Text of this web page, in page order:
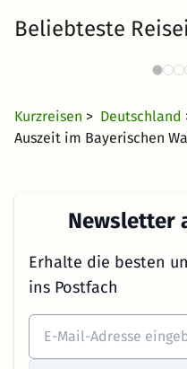
Beliebteste
Familienurlaub
Kurzreisen > Deutschland
Auszeit im Bayerischen
Newsletter
Erhalte die besten
ins Postfach